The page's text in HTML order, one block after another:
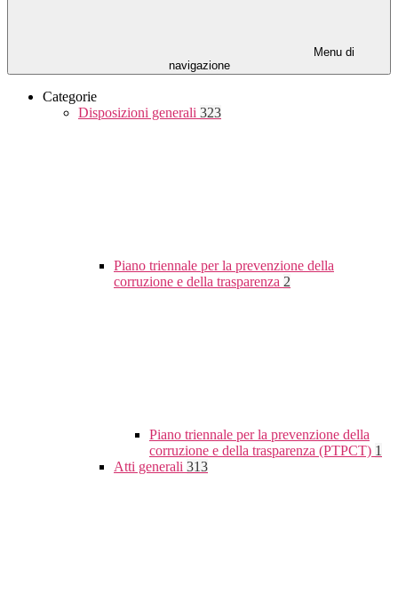
Menu di
navigazione
Categorie
Disposizioni generali 323
Piano triennale per la prevenzione della
corruzione e della trasparenza 2
Piano triennale per la prevenzione della
corruzione e della trasparenza (PTPCT) 1
Atti generali 313